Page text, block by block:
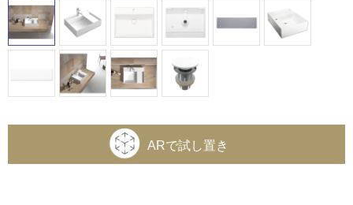
ARで試し置き